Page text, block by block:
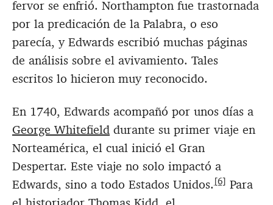
fervor se enfrió. Northampton fue trastornada
por la predicación de la Palabra, o eso
parecía, y Edwards escribió muchas páginas
de análisis sobre el avivamiento. Tales
escritos lo hicieron muy reconocido.
En 1740, Edwards acompañó por unos días a
George Whitefield durante su primer viaje en
Norteamérica, el cual inició el Gran
Despertar. Este viaje no solo impactó a
Edwards, sino a todo Estados Unidos. [6] Para